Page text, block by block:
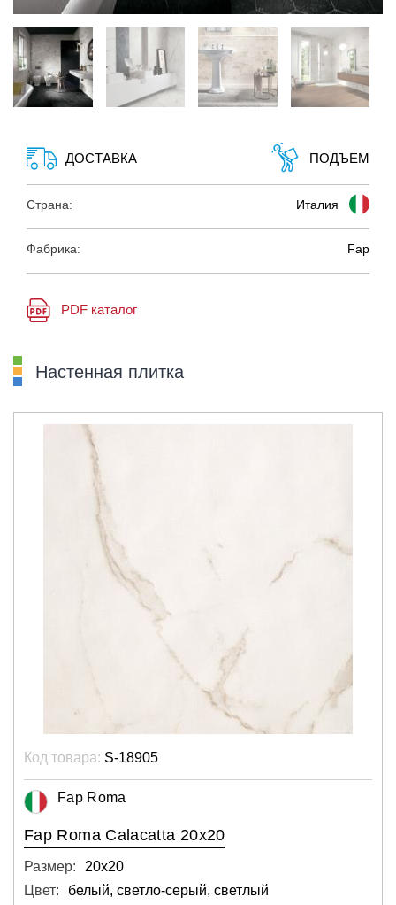
ДОСТАВКА ПОДЪЕМ
Страна: Италия
Фабрика: Fap
PDF каталог
Настенная плитка
Код товара: S-18905
Fap Roma
Fap Roma Calacatta 20x20
Размер:
20х20
Цвет:
белый, светло-серый, светлый